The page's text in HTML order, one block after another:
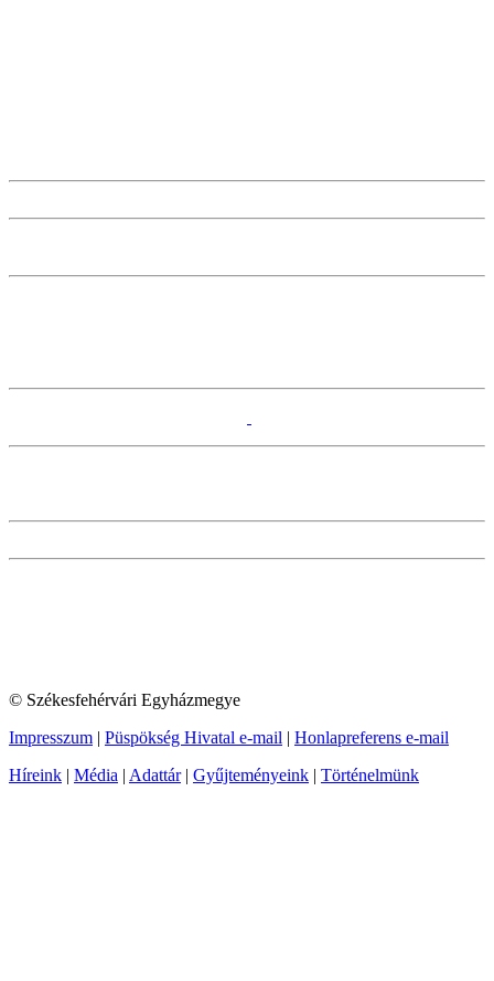
© Székesfehérvári Egyházmegye
Impresszum | Püspökség Hivatal e-mail | Honlapreferens e-mail
Híreink | Média | Adattár| Gyűjteményeink | Történelmünk